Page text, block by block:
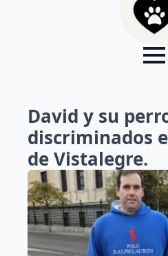
David y su
discriminados
de Vistalegre.